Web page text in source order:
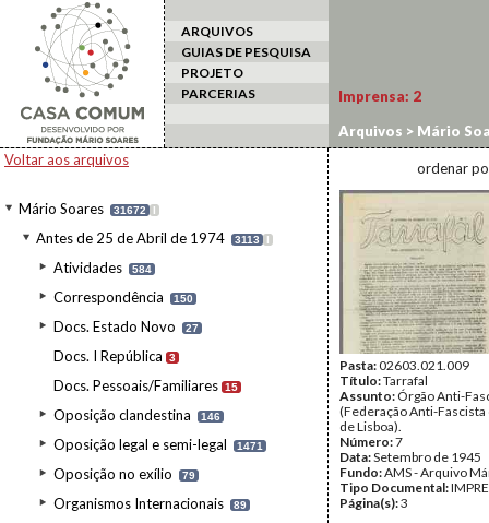
ARQUIVOS
GUIAS DE PESQUISA
PROJETO
PARCERIAS
Voltar aos arquivos
Mário Soares 31672 I
Antes de 25 de Abril de 1974 3113 I
Atividades 584
Correspondência 150
Docs. Estado Novo 27
Docs. I República 3
Docs. Pessoais/Familiares 15
Oposição clandestina 146
Oposição legal e semi-legal 1471
Oposição no exílio 79
Organismos Internacionais 89
Imprensa: 2
Arquivos > Mário
ordenar
Pasta:02603.021.009
Título:Tarrafal
Assunto: Órgão Anti-
(Federação Anti-
de Lisboa).
Número:7
Data:Setembro de 1945
Fundo:AMS - Arquivo
Tipo Documental:
Página(s):3